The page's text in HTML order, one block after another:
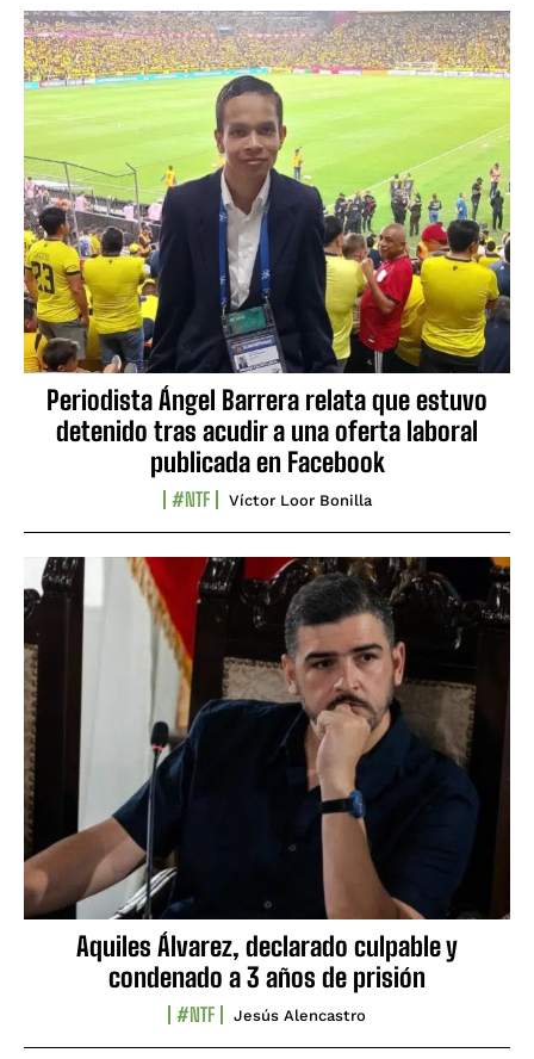
Periodista Ángel Barrera relata que estuvo
detenido tras acudir a una oferta laboral
publicada en Facebook
#NTF Víctor Loor Bonilla
Aquiles Álvarez, declarado culpable y
condenado a 3 años de prisión
#NTF Jesús Alencastro